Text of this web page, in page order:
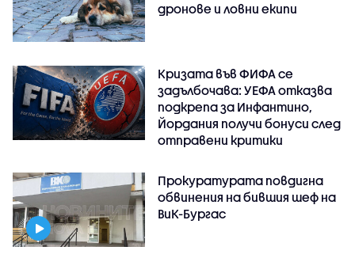
дронове и ловни екипи
Кризата във ФИФА се
задълбочава: УЕФА отказва
подкрепа за Инфантино,
Йордания получи бонуси след
отправени критики
Прокуратурата повдигна
обвинения на бившия шеф на
ВиК-Бургас